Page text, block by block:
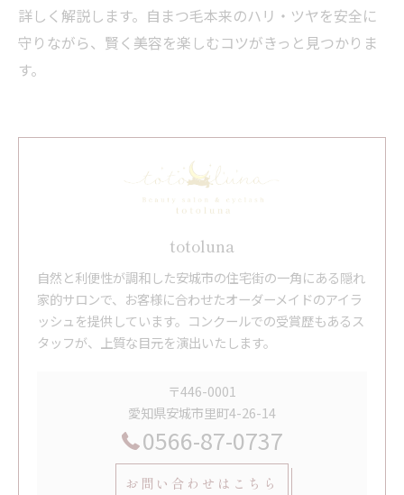
詳しく解説します。自まつ毛本来のハリ・ツヤを安全に
守りながら、賢く美容を楽しむコツがきっと見つかりま
す。
totoluna
自然と利便性が調和した安城市の住宅街の一角にある隠れ
家的サロンで、お客様に合わせたオーダーメイドのアイラ
ッシュを提供しています。コンクールでの受賞歴もあるス
タッフが、上質な目元を演出いたします。
〒446-0001
愛知県安城市里町4-26-14
0566-87-0737
お問い合わせはこちら